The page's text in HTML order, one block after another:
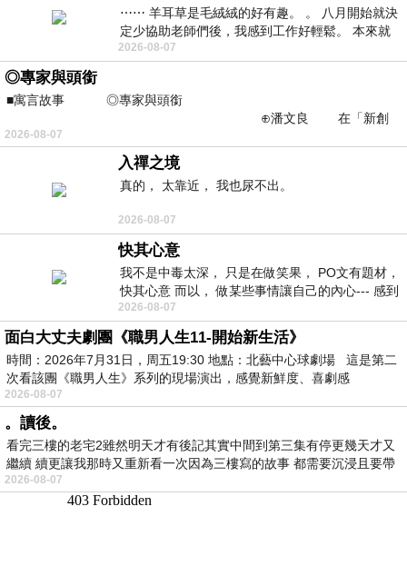
⋯⋯ 羊耳草是毛絨絨的好有趣。 。 八月開始就決
定少協助老師們後，我感到工作好輕鬆。 本來就
不是我的工作啊。 真
2026-08-07
◎專家與頭銜
■寓言故事 ◎專家與頭銜
⊕潘文良 在「新創
之谷」裡——
2026-08-07
入禪之境
真的， 太靠近， 我也尿不出。
2026-08-07
快其心意
我不是中毒太深， 只是在做笑果， PO文有題材，
快其心意 而以， 做某些事情讓自己的內心--- 感到
愉快。
2026-08-07
面白大丈夫劇團《職男人生11-開始新生活》
時間：2026年7月31日，周五19:30 地點：北藝中心球劇場 這是第二
次看該團《職男人生》系列的現場演出，感覺新鮮度、喜劇感
2026-08-07
。讀後。
看完三樓的老宅2雖然明天才有後記其實中間到第三集有停更幾天才又
繼續 續更讓我那時又重新看一次因為三樓寫的故事 都需要沉浸且要帶
有
2026-08-07